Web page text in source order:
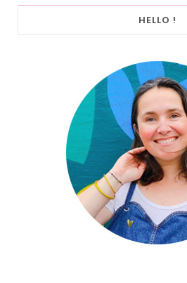
HELLO !